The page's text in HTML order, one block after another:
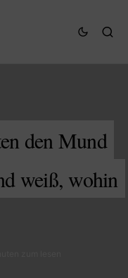
den Mund
weiß, wohin